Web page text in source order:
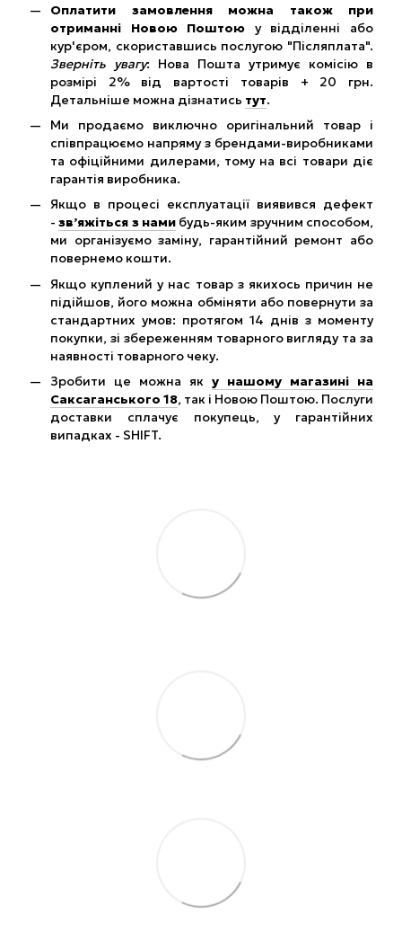
Оплатити замовлення можна також при
отриманні Новою Поштою у відділенні або
кур'єром, скориставшись послугою "Післяплата".
Зверніть увагу: Нова Пошта утримує комісію в
розмірі 2% від вартості товарів + 20 грн.
Детальніше можна дізнатись тут.
Ми продаємо виключно оригінальний товар і
співпрацюємо напряму з брендами-виробниками
та офіційними дилерами, тому на всі товари діє
гарантія виробника.
Якщо в процесі експлуатації виявився дефект
-зв’яжіться з нами будь-яким зручним способом,
ми організуємо заміну, гарантійний ремонт або
повернемо кошти.
Якщо куплений у нас товар з якихось причин не
підійшов, його можна обміняти або повернути за
стандартних умов: протягом 14 днів з моменту
покупки, зі збереженням товарного вигляду та за
наявності товарного чеку.
Зробити це можна як у нашому магазині на
Саксаганського 18, так і Новою Поштою. Послуги
доставки сплачує покупець, у гарантійних
випадках - SHIFT.